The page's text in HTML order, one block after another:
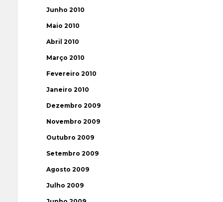
Junho 2010
Maio 2010
Abril 2010
Março 2010
Fevereiro 2010
Janeiro 2010
Dezembro 2009
Novembro 2009
Outubro 2009
Setembro 2009
Agosto 2009
Julho 2009